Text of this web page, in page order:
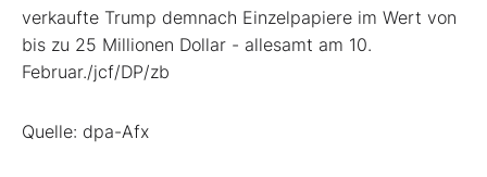
verkaufte Trump demnach Einzelpapiere im Wert von
bis zu 25 Millionen Dollar - allesamt am 10.
Februar./jcf/DP/zb
Quelle: dpa-Afx